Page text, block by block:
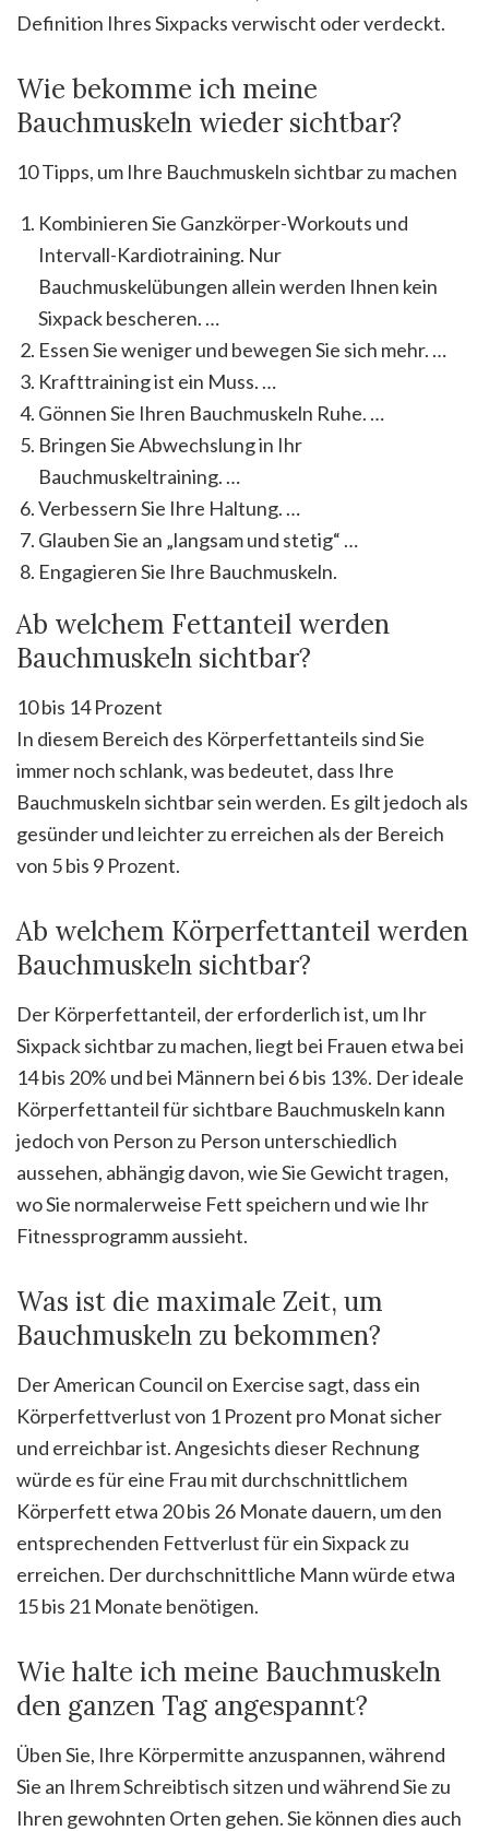
Definition Ihres Sixpacks verwischt oder verdeckt.
Wie bekomme ich meine
Bauchmuskeln wieder sichtbar?
10 Tipps, um Ihre Bauchmuskeln sichtbar zu machen
Kombinieren Sie Ganzkörper-Workouts und
Intervall-Kardiotraining. Nur
Bauchmuskelübungen allein werden Ihnen kein
Sixpack bescheren. …
Essen Sie weniger und bewegen Sie sich mehr. …
Krafttraining ist ein Muss. …
Gönnen Sie Ihren Bauchmuskeln Ruhe. …
Bringen Sie Abwechslung in Ihr
Bauchmuskeltraining. …
Verbessern Sie Ihre Haltung. …
Glauben Sie an „langsam und stetig“ …
Engagieren Sie Ihre Bauchmuskeln.
Ab welchem Fettanteil werden
Bauchmuskeln sichtbar?
10 bis 14 Prozent
In diesem Bereich des Körperfettanteils sind Sie
immer noch schlank, was bedeutet, dass Ihre
Bauchmuskeln sichtbar sein werden. Es gilt jedoch als
gesünder und leichter zu erreichen als der Bereich
von 5 bis 9 Prozent.
Ab welchem Körperfettanteil werden
Bauchmuskeln sichtbar?
Der Körperfettanteil, der erforderlich ist, um Ihr
Sixpack sichtbar zu machen, liegt bei Frauen etwa bei
14 bis 20% und bei Männern bei 6 bis 13%. Der ideale
Körperfettanteil für sichtbare Bauchmuskeln kann
jedoch von Person zu Person unterschiedlich
aussehen, abhängig davon, wie Sie Gewicht tragen,
wo Sie normalerweise Fett speichern und wie Ihr
Fitnessprogramm aussieht.
Was ist die maximale Zeit, um
Bauchmuskeln zu bekommen?
Der American Council on Exercise sagt, dass ein
Körperfettverlust von 1 Prozent pro Monat sicher
und erreichbar ist. Angesichts dieser Rechnung
würde es für eine Frau mit durchschnittlichem
Körperfett etwa 20 bis 26 Monate dauern, um den
entsprechenden Fettverlust für ein Sixpack zu
erreichen. Der durchschnittliche Mann würde etwa
15 bis 21 Monate benötigen.
Wie halte ich meine Bauchmuskeln
den ganzen Tag angespannt?
Üben Sie, Ihre Körpermitte anzuspannen, während
Sie an Ihrem Schreibtisch sitzen und während Sie zu
Ihren gewohnten Orten gehen. Sie können dies auch